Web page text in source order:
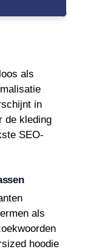
als
in
de kleding
SEO-
als
hoodie